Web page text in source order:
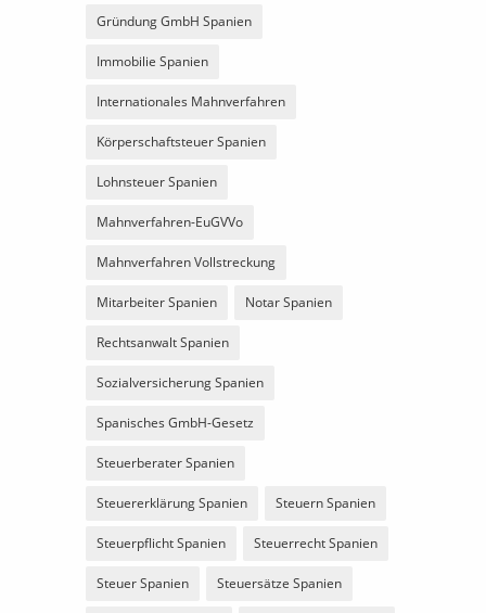
Gründung GmbH Spanien
Immobilie Spanien
Internationales Mahnverfahren
Körperschaftsteuer Spanien
Lohnsteuer Spanien
Mahnverfahren-EuGVVo
Mahnverfahren Vollstreckung
Mitarbeiter Spanien Notar Spanien
Rechtsanwalt Spanien
Sozialversicherung Spanien
Spanisches GmbH-Gesetz
Steuerberater Spanien
Steuererklärung Spanien Steuern Spanien
Steuerpflicht Spanien Steuerrecht Spanien
Steuer Spanien Steuersätze Spanien